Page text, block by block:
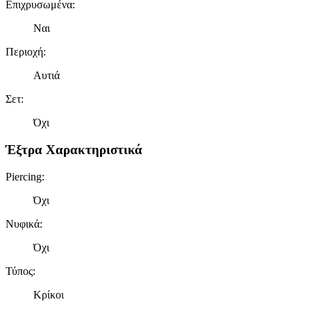
Επιχρυσωμένα:
Ναι
Περιοχή:
Αυτιά
Σετ:
Όχι
Έξτρα Χαρακτηριστικά
Piercing:
Όχι
Νυφικά:
Όχι
Τύπος:
Κρίκοι